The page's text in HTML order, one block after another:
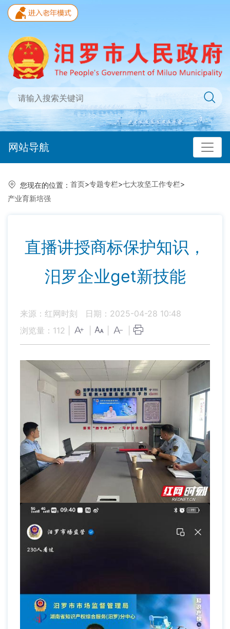
网站导航
您现在的位置： 首页>专题专栏>七大攻坚工作专栏>
产业育新培强
直播讲授商标保护知识，
汨罗企业get新技能
来源：红网时刻
日期：2025-04-28 10:48
浏览量： 112